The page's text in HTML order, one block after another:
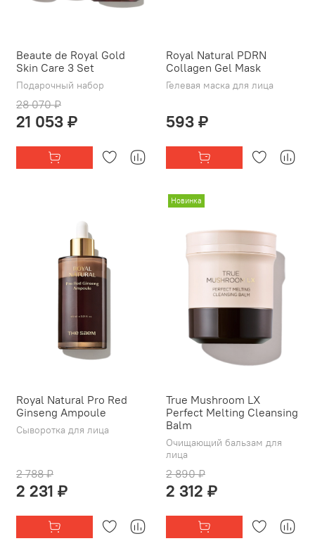
Beaute de Royal Gold
Skin Care 3 Set
Подарочный набор
28 070 ₽
21 053 ₽
Royal Natural PDRN
Collagen Gel Mask
Гелевая маска для лица
593 ₽
Royal Natural Pro Red
Ginseng Ampoule
Сыворотка для лица
2 788 ₽
2 231 ₽
Новинка
True Mushroom LX
Perfect Melting Cleansing
Balm
Очищающий бальзам для
лица
2 890 ₽
2 312 ₽